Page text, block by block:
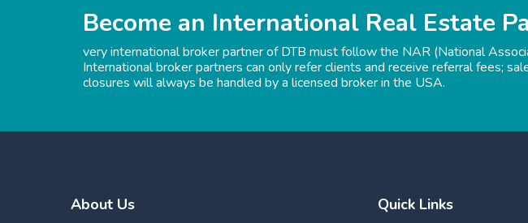
Become an International Real Estate
very international broker partner of DTB must follow the NAR (National
International broker partners can only refer clients and receive referral fees;
closures will always be handled by a licensed broker in the USA.
About Us Quick Links